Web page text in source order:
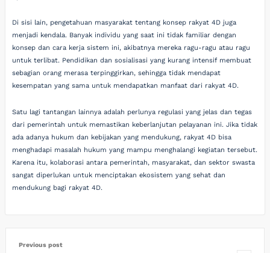
Di sisi lain, pengetahuan masyarakat tentang konsep rakyat 4D juga
menjadi kendala. Banyak individu yang saat ini tidak familiar dengan
konsep dan cara kerja sistem ini, akibatnya mereka ragu-ragu atau ragu
untuk terlibat. Pendidikan dan sosialisasi yang kurang intensif membuat
sebagian orang merasa terpinggirkan, sehingga tidak mendapat
kesempatan yang sama untuk mendapatkan manfaat dari rakyat 4D.
Satu lagi tantangan lainnya adalah perlunya regulasi yang jelas dan tegas
dari pemerintah untuk memastikan keberlanjutan pelayanan ini. Jika tidak
ada adanya hukum dan kebijakan yang mendukung, rakyat 4D bisa
menghadapi masalah hukum yang mampu menghalangi kegiatan tersebut.
Karena itu, kolaborasi antara pemerintah, masyarakat, dan sektor swasta
sangat diperlukan untuk menciptakan ekosistem yang sehat dan
mendukung bagi rakyat 4D.
Previous post